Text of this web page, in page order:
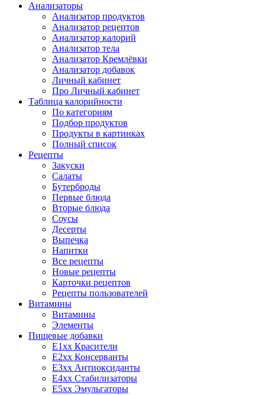
Анализаторы
Анализатор продуктов
Анализатор рецептов
Анализатор калорий
Анализатор тела
Анализатор Кремлёвки
Анализатор добавок
Личный кабинет
Про Личный кабинет
Таблица калорийности
По категориям
Подбор продуктов
Продукты в картинках
Полный список
Рецепты
Закуски
Салаты
Бутерброды
Первые блюда
Вторые блюда
Соусы
Десерты
Выпечка
Напитки
Все рецепты
Новые рецепты
Карточки рецептов
Рецепты пользователей
Витамины
Витамины
Элементы
Пищевые добавки
E1xx Красители
E2xx Консерванты
E3xx Антиоксиданты
E4xx Стабилизаторы
E5xx Эмульгаторы